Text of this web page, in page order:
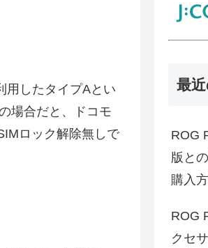
用したタイプAとい
場合だと、ドコモ
ロック解除無しで
最
ROG
版と
購入
ROG
クセ